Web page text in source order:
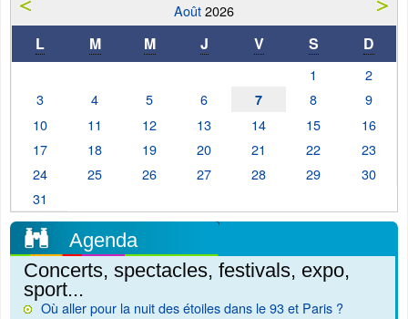
Août2026
L M M J V S D
1
2
3
4 5 6 7 8
9
10
11 12 13 14 15
16
17
18 19 20 21 22
23
24
25 26 27 28 29
30
31
Agenda
Concerts, spectacles, festivals, expo,
sport...
Où aller pour la nuit des étoiles dans le 93 et Paris ?